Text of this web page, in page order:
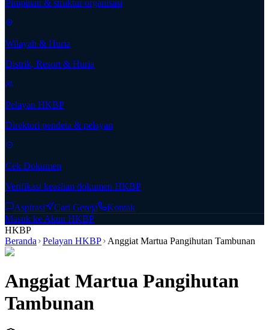
Pimpinan & struktur organisasi
Wilayah & Huria
Distrik, Resort & Huria
Pelayan HKBP
Direktori pendeta & pelayan
Cek Dokumen
Verifikasi keaslian dokumen HKBP
Aspirasi Cari Gereja
Kontak
Masuk ke Akun HKBP
HKBP
Beranda
Pelayan HKBP Anggiat Martua Pangihutan Tambunan
Anggiat Martua Pangihutan
Tambunan